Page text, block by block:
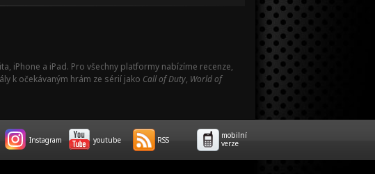
iPhone a iPad. Pro všechny platformy nabízíme recenze,
k očekávaným hrám ze sérií jako Call of Duty, World of
Instagram youtube RSS
mobilní
verze